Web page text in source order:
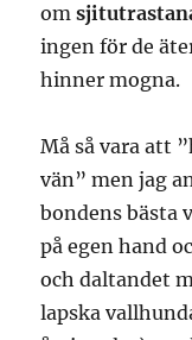
om
ingen för de
hinner mogna.
Må så vara att
vän” men jag
bondens bästa
på egen hand
och daltandet
lapska